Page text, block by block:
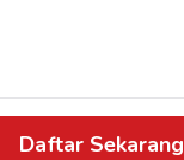
Daftar Sekarang